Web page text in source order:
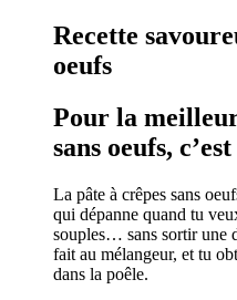
Recette
oeufs
Pour la
sans oeufs,
La pâte à crêpes sans
qui dépanne quand tu
souples… sans sortir une
fait au mélangeur, et tu
dans la poêle.